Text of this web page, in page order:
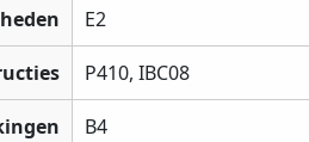
E2
P410, IBC08
B4